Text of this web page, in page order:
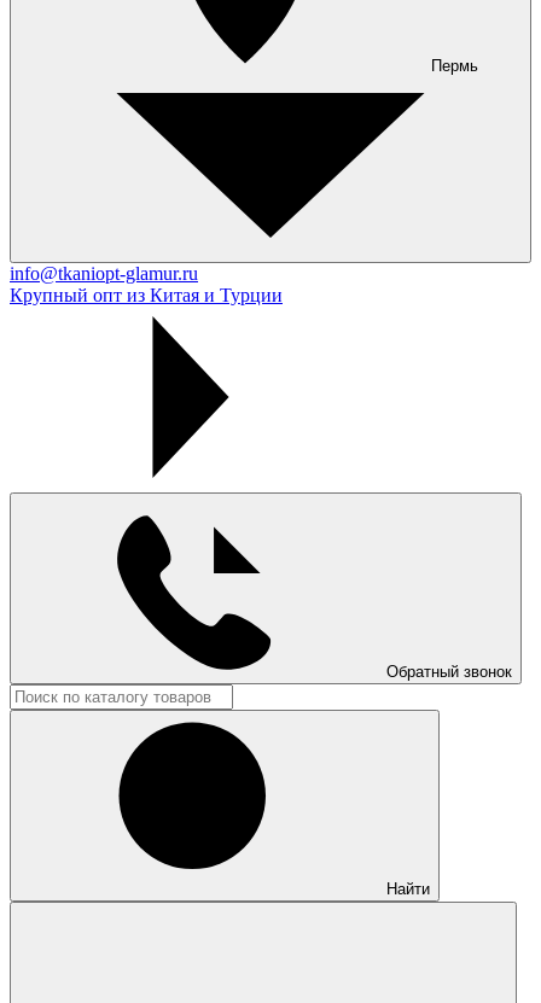
Пермь
info@tkaniopt-glamur.ru
Крупный опт из Китая и Турции
Обратный звонок
Найти